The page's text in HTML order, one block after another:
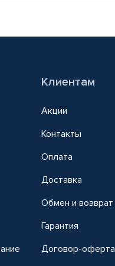
Клиентам
Акции
Контакты
Оплата
Доставка
Обмен и возврат
Гарантия
Договор-оферта